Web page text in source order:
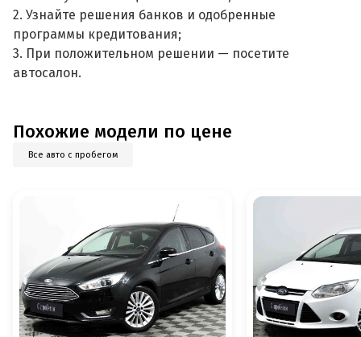
2. Узнайте решения банков и одобренные
программы кредитования;
3. При положительном решении — посетите
автосалон.
Похожие модели по цене
Все авто с пробегом